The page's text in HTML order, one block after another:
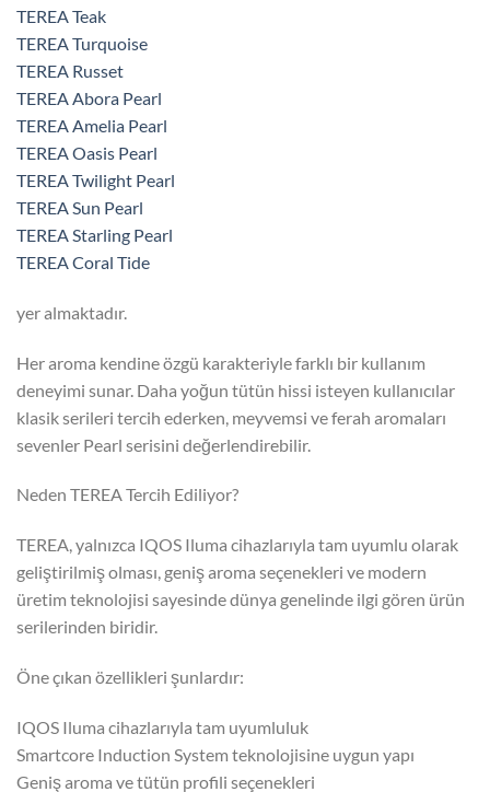
TEREA Teak
TEREA Turquoise
TEREA Russet
TEREA Abora Pearl
TEREA Amelia Pearl
TEREA Oasis Pearl
TEREA Twilight Pearl
TEREA Sun Pearl
TEREA Starling Pearl
TEREA Coral Tide
yer almaktadır.
Her aroma kendine özgü karakteriyle farklı bir kullanım
deneyimi sunar. Daha yoğun tütün hissi isteyen kullanıcılar
klasik serileri tercih ederken, meyvemsi ve ferah aromaları
sevenler Pearl serisini değerlendirebilir.
Neden TEREA Tercih Ediliyor?
TEREA, yalnızca IQOS Iluma cihazlarıyla tam uyumlu olarak
geliştirilmiş olması, geniş aroma seçenekleri ve modern
üretim teknolojisi sayesinde dünya genelinde ilgi gören ürün
serilerinden biridir.
Öne çıkan özellikleri şunlardır:
IQOS Iluma cihazlarıyla tam uyumluluk
Smartcore Induction System teknolojisine uygun yapı
Geniş aroma ve tütün profili seçenekleri